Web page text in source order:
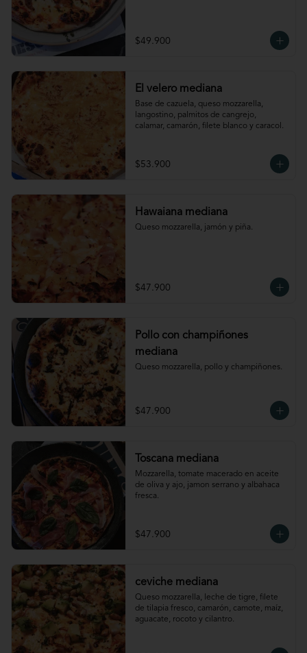
$49.900
El velero mediana
Base de cazuela, queso mozzarella,
langostino, palmitos de cangrejo,
calamar, camarón, filete blanco y caracol.
$53.900
Hawaiana mediana
Queso mozzarella, jamón y piña.
$47.900
Pollo con champiñones
mediana
Queso mozzarella, pollo y champiñones.
$47.900
Toscana mediana
Mozzarella, tomate macerado en aceite
de oliva y ajo, jamon serrano y albahaca
fresca.
$47.900
ceviche mediana
Queso mozzarella, leche de tigre, filete
de tilapia fresco, camarón, camote, maíz,
aguacate, rocoto y cilantro.